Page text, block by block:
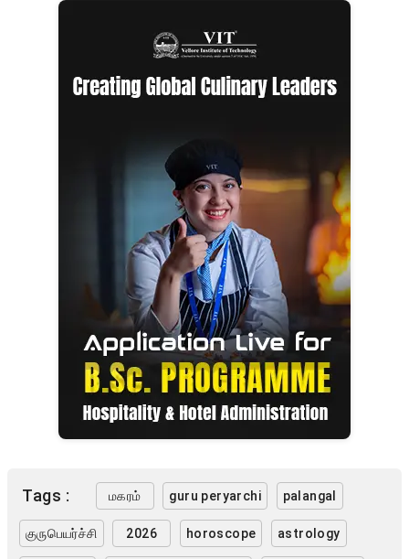
Tags : மகரம் guru peryarchi palangal
குருபெயர்ச்சி 2026 horoscope astrology